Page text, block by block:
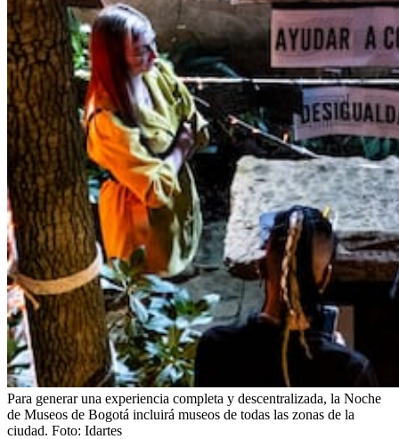
Para generar una experiencia completa y descentralizada, la Noche
de Museos de Bogotá incluirá museos de todas las zonas de la
ciudad. Foto: Idartes